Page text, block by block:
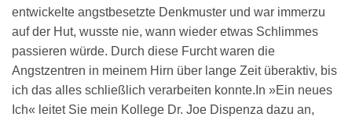
entwickelte angstbesetzte Denkmuster und war immerzu
auf der Hut, wusste nie, wann wieder etwas Schlimmes
passieren würde. Durch diese Furcht waren die
Angstzentren in meinem Hirn über lange Zeit überaktiv, bis
ich das alles schließlich verarbeiten konnte.In »Ein neues
Ich« leitet Sie mein Kollege Dr. Joe Dispenza dazu an,